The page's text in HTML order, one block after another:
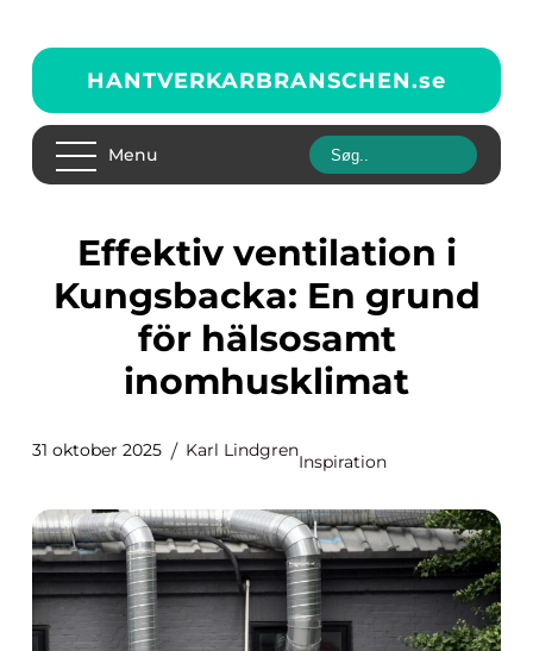
HANTVERKARBRANSCHEN.se
Menu
Effektiv ventilation i
Kungsbacka: En grund
för hälsosamt
inomhusklimat
31 oktober 2025 Karl Lindgren
Inspiration